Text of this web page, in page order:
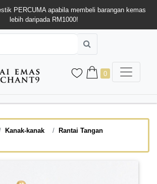
PERCUMA apabila membeli barangan kemas
lebih daripada RM1000!
0
Kanak-kanak
Rantai Tangan